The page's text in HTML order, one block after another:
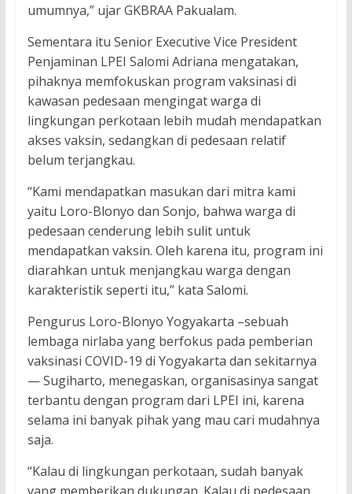
umumnya,” ujar GKBRAA Pakualam.
Sementara itu Senior Executive Vice President
Penjaminan LPEI Salomi Adriana mengatakan,
pihaknya memfokuskan program vaksinasi di
kawasan pedesaan mengingat warga di
lingkungan perkotaan lebih mudah mendapatkan
akses vaksin, sedangkan di pedesaan relatif
belum terjangkau.
“Kami mendapatkan masukan dari mitra kami
yaitu Loro-Blonyo dan Sonjo, bahwa warga di
pedesaan cenderung lebih sulit untuk
mendapatkan vaksin. Oleh karena itu, program ini
diarahkan untuk menjangkau warga dengan
karakteristik seperti itu,” kata Salomi.
Pengurus Loro-Blonyo Yogyakarta –sebuah
lembaga nirlaba yang berfokus pada pemberian
vaksinasi COVID-19 di Yogyakarta dan sekitarnya
— Sugiharto, menegaskan, organisasinya sangat
terbantu dengan program dari LPEI ini, karena
selama ini banyak pihak yang mau cari mudahnya
saja.
“Kalau di lingkungan perkotaan, sudah banyak